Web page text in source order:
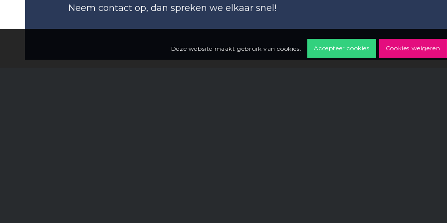
Neem contact op, dan spreken we elkaar snel!
Deze website maakt gebruik van cookies. Accepteer cookies Cookies weigeren